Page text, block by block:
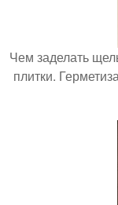
Чем заделать
плитки.